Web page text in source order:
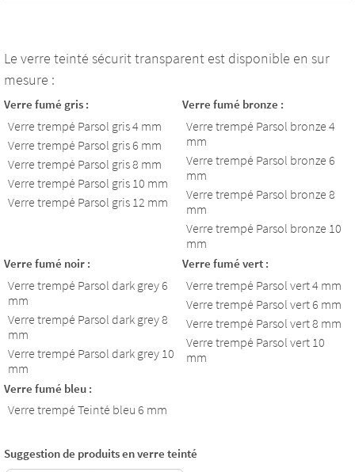
Le verre teinté sécurit transparent est disponible en sur
mesure :
Verre fumé gris :
Verre trempé Parsol gris 4 mm
Verre trempé Parsol gris 6 mm
Verre trempé Parsol gris 8 mm
Verre trempé Parsol gris 10 mm
Verre trempé Parsol gris 12 mm
Verre fumé bronze :
Verre trempé Parsol bronze 4
mm
Verre trempé Parsol bronze 6
mm
Verre trempé Parsol bronze 8
mm
Verre trempé Parsol bronze 10
mm
Verre fumé noir :
Verre trempé Parsol dark grey 6
mm
Verre trempé Parsol dark grey 8
mm
Verre trempé Parsol dark grey 10
mm
Verre fumé bleu :
Verre trempé Teinté bleu 6 mm
Verre fumé vert :
Verre trempé Parsol vert 4 mm
Verre trempé Parsol vert 6 mm
Verre trempé Parsol vert 8 mm
Verre trempé Parsol vert 10
mm
Suggestion de produits en verre teinté